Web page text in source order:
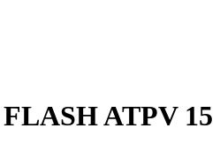
ATPV 15